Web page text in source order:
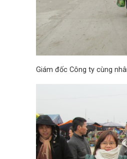
Giám đốc Công ty cùng